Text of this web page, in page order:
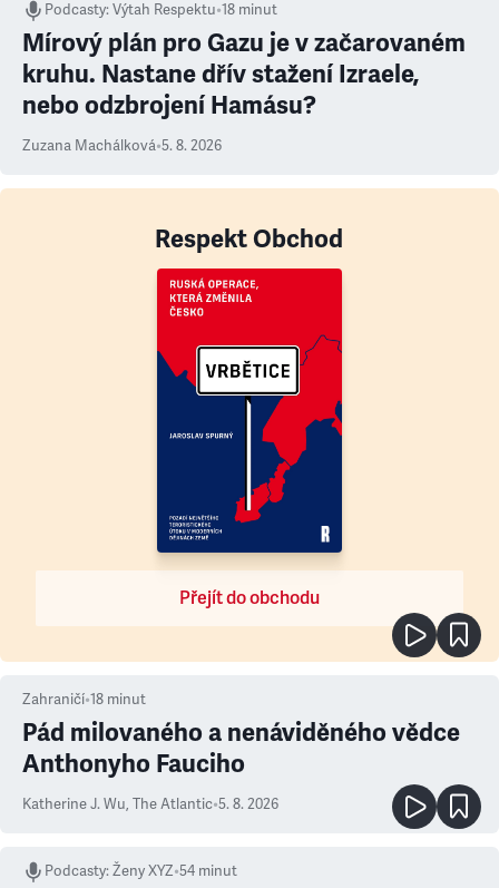
Podcasty:Výtah Respektu•18 minut
Mírový plán pro Gazu je v začarovaném
kruhu. Nastane dřív stažení Izraele,
nebo odzbrojení Hamásu?
Zuzana Machálková•5. 8. 2026
Respekt Obchod
Přejít do obchodu
Zahraničí•18 minut
Pád milovaného a nenáviděného vědce
Anthonyho Fauciho
Katherine J. Wu, The Atlantic•5. 8. 2026
Podcasty:Ženy XYZ•54 minut